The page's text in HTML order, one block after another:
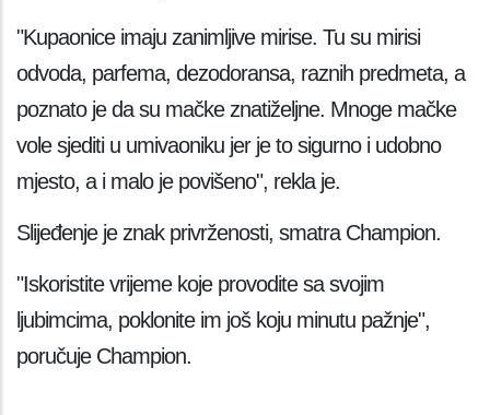
"Kupaonice imaju zanimljive mirise. Tu su mirisi
odvoda, parfema, dezodoransa, raznih predmeta, a
poznato je da su mačke znatiželjne. Mnoge mačke
vole sjediti u umivaoniku jer je to sigurno i udobno
mjesto, a i malo je povišeno", rekla je.
Slijeđenje je znak privrženosti, smatra Champion.
"Iskoristite vrijeme koje provodite sa svojim
ljubimcima, poklonite im još koju minutu pažnje",
poručuje Champion.